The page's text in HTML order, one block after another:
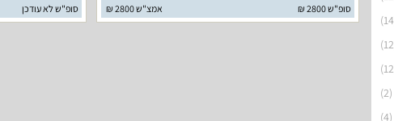
(2)
(4)
סופ"ש 2800 ₪
אמצ"ש 2800 ₪
סופ"ש לא עודכן